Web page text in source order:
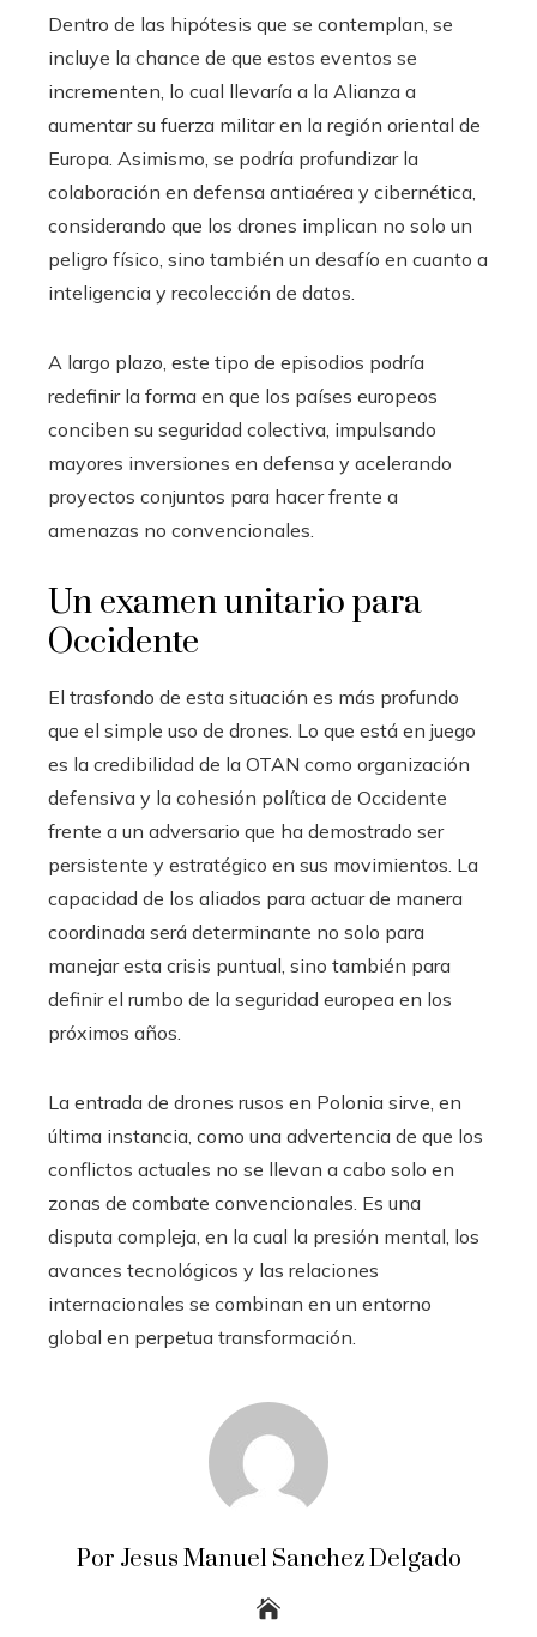
Dentro de las hipótesis que se contemplan, se
incluye la chance de que estos eventos se
incrementen, lo cual llevaría a la Alianza a
aumentar su fuerza militar en la región oriental de
Europa. Asimismo, se podría profundizar la
colaboración en defensa antiaérea y cibernética,
considerando que los drones implican no solo un
peligro físico, sino también un desafío en cuanto a
inteligencia y recolección de datos.
A largo plazo, este tipo de episodios podría
redefinir la forma en que los países europeos
conciben su seguridad colectiva, impulsando
mayores inversiones en defensa y acelerando
proyectos conjuntos para hacer frente a
amenazas no convencionales.
Un examen unitario para
Occidente
El trasfondo de esta situación es más profundo
que el simple uso de drones. Lo que está en juego
es la credibilidad de la OTAN como organización
defensiva y la cohesión política de Occidente
frente a un adversario que ha demostrado ser
persistente y estratégico en sus movimientos. La
capacidad de los aliados para actuar de manera
coordinada será determinante no solo para
manejar esta crisis puntual, sino también para
definir el rumbo de la seguridad europea en los
próximos años.
La entrada de drones rusos en Polonia sirve, en
última instancia, como una advertencia de que los
conflictos actuales no se llevan a cabo solo en
zonas de combate convencionales. Es una
disputa compleja, en la cual la presión mental, los
avances tecnológicos y las relaciones
internacionales se combinan en un entorno
global en perpetua transformación.
Por Jesus Manuel Sanchez Delgado